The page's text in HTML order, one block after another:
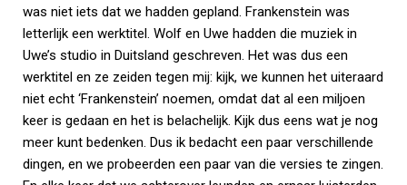
was niet iets dat we hadden gepland. Frankenstein was
letterlijk een werktitel. Wolf en Uwe hadden die muziek in
Uwe’s studio in Duitsland geschreven. Het was dus een
werktitel en ze zeiden tegen mij: kijk, we kunnen het uiteraard
niet echt ‘Frankenstein’ noemen, omdat dat al een miljoen
keer is gedaan en het is belachelijk. Kijk dus eens wat je nog
meer kunt bedenken. Dus ik bedacht een paar verschillende
dingen, en we probeerden een paar van die versies te zingen.